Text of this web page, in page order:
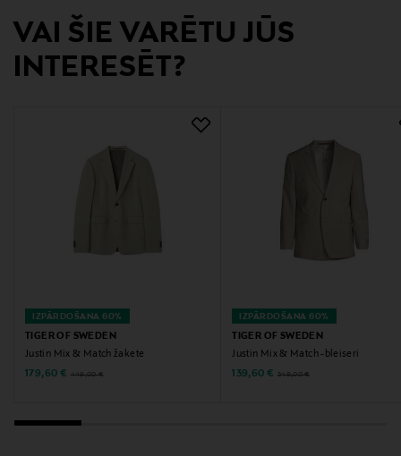
Unioninkatu 22, 00130 Helsinki, Finland
Digitālā adrese
Tiger of Sweden, žakete, vīriešu žakete, vilnas žakete,
uzvalks, bleizeris, uzvalka jaka, vilnas žakete
VAI ŠIE VARĒTU JŪS
INTERESĒT?
IZPĀRDOŠANA 60%
TIGER OF SWEDEN
Justin Mix & Match žakete
Discounted Price
179,60 € Original Price
449,00 €
IZPĀRDOŠANA 60%
TIGER OF SWEDEN
Justin Mix & Match -bleiseri
Discounted Price
139,60 € Original Price
349,00 €